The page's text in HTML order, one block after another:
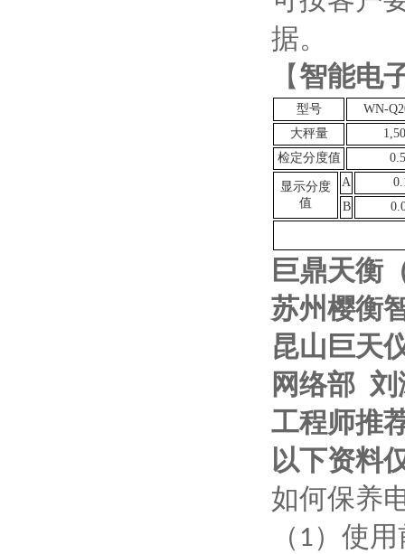
据。
【智能电
型号
WN-
大秤量
检定分度值
显示分度
值
A
B
0.
巨鼎天衡
苏州樱衡
昆山巨天
网络部 刘
工程师推
以下资料
如何保养
（ 1）使